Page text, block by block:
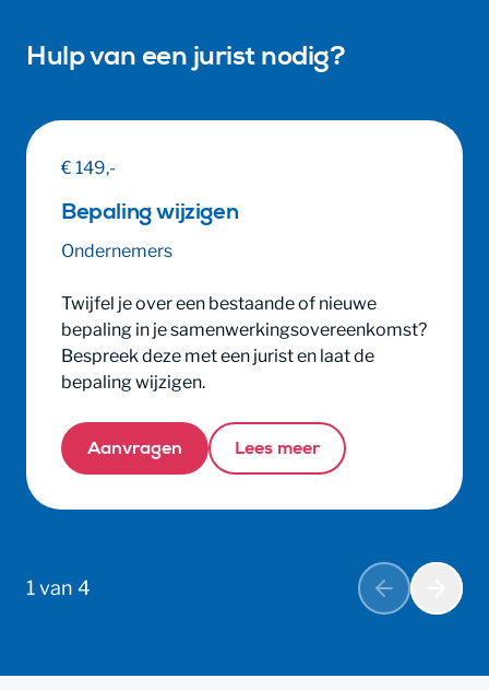
Hulp van een jurist nodig?
€ 149,-
Bepaling wijzigen
Ondernemers
Twijfel je over een bestaande of nieuwe
bepaling in je samenwerkingsovereenkomst?
Bespreek deze met een jurist en laat de
bepaling wijzigen.
Aanvragen Lees meer
1 van 4
Vorige